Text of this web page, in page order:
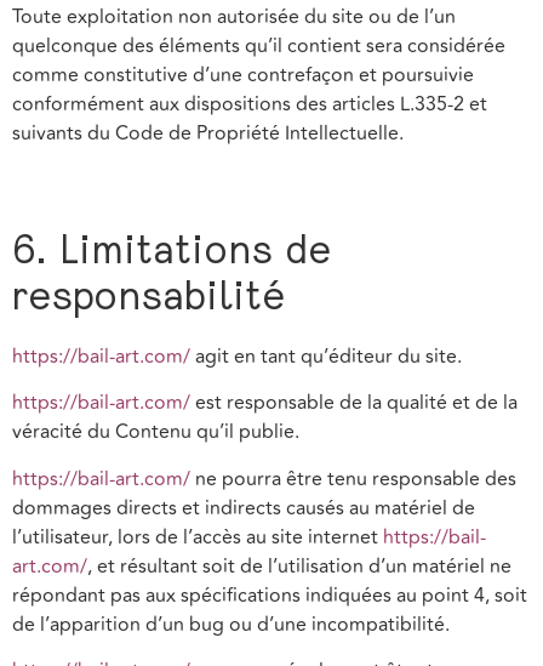
Toute exploitation non autorisée du site ou de l’un
quelconque des éléments qu’il contient sera considérée
comme constitutive d’une contrefaçon et poursuivie
conformément aux dispositions des articles L.335-2 et
suivants du Code de Propriété Intellectuelle.
6. Limitations de
responsabilité
https://bail-art.com/agit en tant qu’éditeur du site.
https://bail-art.com/est responsable de la qualité et de la
véracité du Contenu qu’il publie.
https://bail-art.com/ ne pourra être tenu responsable des
dommages directs et indirects causés au matériel de
l’utilisateur, lors de l’accès au site internet https://bail-
art.com/, et résultant soit de l’utilisation d’un matériel ne
répondant pas aux spécifications indiquées au point 4, soit
de l’apparition d’un bug ou d’une incompatibilité.